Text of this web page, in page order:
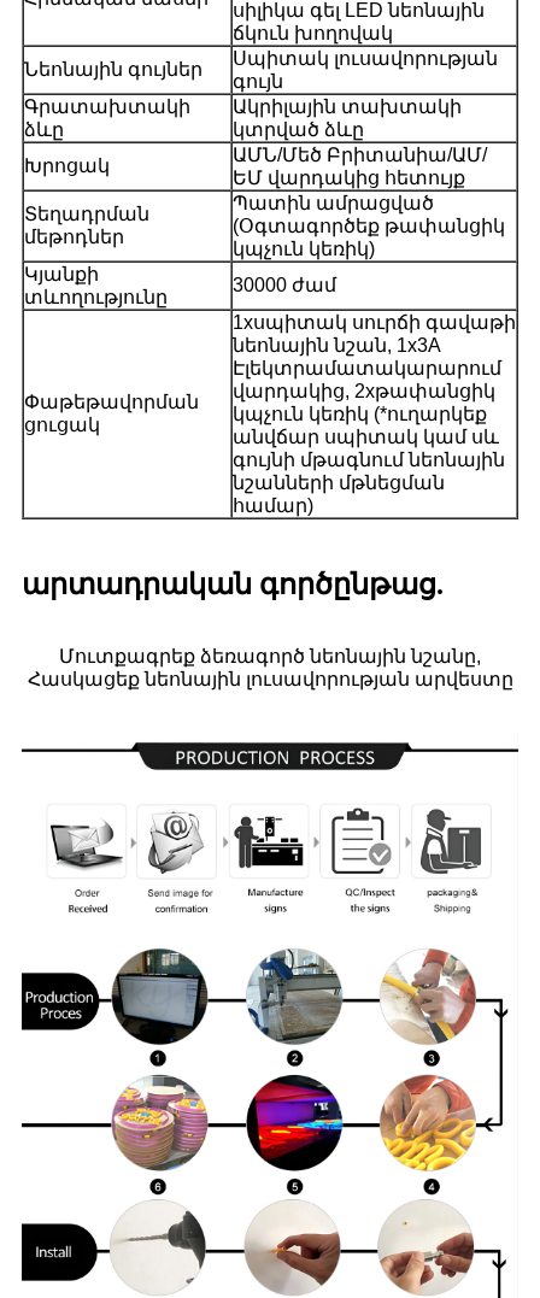
սիլիկա գել LED նեոնային
ճկուն խողովակ
Նեոնային գույներ
Սպիտակ լուսավորության
գույն
Գրատախտակի
ձևը
Ակրիլային տախտակի
կտրված ձևը
Խրոցակ
ԱՄՆ/Մեծ Բրիտանիա/ԱՄ/
ԵՄ վարդակից հետույք
Տեղադրման
մեթոդներ
Պատին ամրացված
(Օգտագործեք թափանցիկ
կպչուն կեռիկ)
Կյանքի
տևողությունը
30000 ժամ
Փաթեթավորման
ցուցակ
1xսպիտակ սուրճի գավաթի
նեոնային նշան, 1x3A
Էլեկտրամատակարարում
վարդակից, 2xթափանցիկ
կպչուն կեռիկ (*ուղարկեք
անվճար սպիտակ կամ սև
գույնի մթագնում նեոնային
նշանների մթնեցման
համար)
արտադրական գործընթաց.
Մուտքագրեք ձեռագործ նեոնային նշանը,
Հասկացեք նեոնային լուսավորության արվեստը